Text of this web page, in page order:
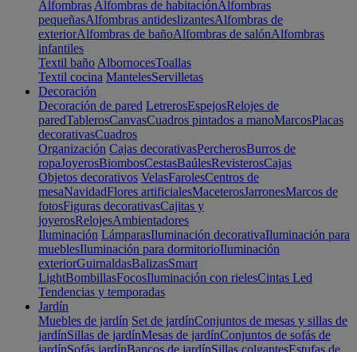
Alfombras Alfombras de habitaciónAlfombras
pequeñasAlfombras antideslizantesAlfombras de
exteriorAlfombras de bañoAlfombras de salónAlfombras
infantiles
Textil baño AlbornocesToallas
Textil cocina MantelesServilletas
Decoración
Decoración de pared LetrerosEspejosRelojes de
paredTablerosCanvasCuadros pintados a manoMarcosPlacas
decorativasCuadros
Organización Cajas decorativasPercherosBurros de
ropaJoyerosBiombosCestasBaúlesRevisterosCajas
Objetos decorativos VelasFarolesCentros de
mesaNavidadFlores artificialesMaceterosJarronesMarcos de
fotosFiguras decorativasCajitas y
joyerosRelojesAmbientadores
Iluminación LámparasIluminación decorativaIluminación para
mueblesIluminación para dormitorioIluminación
exteriorGuirnaldasBalizasSmart
LightBombillasFocosIluminación con rielesCintas Led
Tendencias y temporadas
Jardín
Muebles de jardín Set de jardínConjuntos de mesas y sillas de
jardínSillas de jardínMesas de jardínConjuntos de sofás de
jardínSofás jardínBancos de jardínSillas colgantesEstufas de